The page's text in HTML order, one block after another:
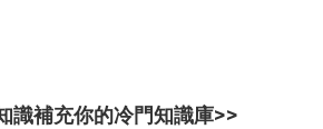
識補充你的冷門知識庫>>